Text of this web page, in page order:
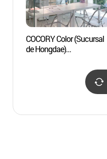
COCORY Color (Sucursal
de Hongdae)